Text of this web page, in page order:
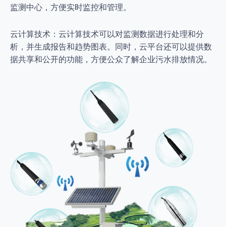
监测中心，方便实时监控和管理。
云计算技术：云计算技术可以对监测数据进行处理和分
析，并生成报告和趋势图表。同时，云平台还可以提供数
据共享和公开的功能，方便公众了解企业污水排放情况。